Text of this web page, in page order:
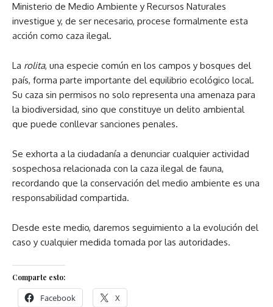
Ministerio de Medio Ambiente y Recursos Naturales
investigue y, de ser necesario, procese formalmente esta
acción como caza ilegal.
La rolita, una especie común en los campos y bosques del
país, forma parte importante del equilibrio ecológico local.
Su caza sin permisos no solo representa una amenaza para
la biodiversidad, sino que constituye un delito ambiental
que puede conllevar sanciones penales.
Se exhorta a la ciudadanía a denunciar cualquier actividad
sospechosa relacionada con la caza ilegal de fauna,
recordando que la conservación del medio ambiente es una
responsabilidad compartida.
Desde este medio, daremos seguimiento a la evolución del
caso y cualquier medida tomada por las autoridades.
Comparte esto:
Facebook X